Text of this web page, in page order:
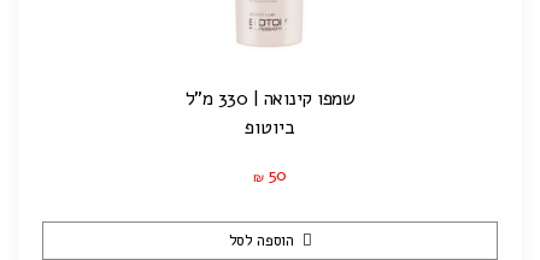
שמפו קינואה | 330 מ"ל
ביוטופ
₪ 50
הוספה לסל